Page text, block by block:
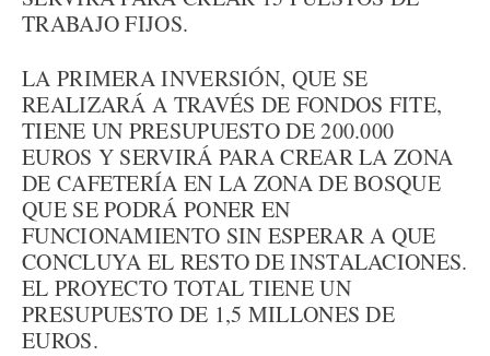
TRABAJO FIJOS.
LA PRIMERA INVERSIÓN, QUE SE
REALIZARÁ A TRAVÉS DE FONDOS FITE,
TIENE UN PRESUPUESTO DE 200.000
EUROS Y SERVIRÁ PARA CREAR LA ZONA
DE CAFETERÍA EN LA ZONA DE BOSQUE
QUE SE PODRÁ PONER EN
FUNCIONAMIENTO SIN ESPERAR A QUE
CONCLUYA EL RESTO DE INSTALACIONES.
EL PROYECTO TOTAL TIENE UN
PRESUPUESTO DE 1,5 MILLONES DE
EUROS.